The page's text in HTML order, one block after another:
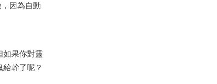
因為自動
如果你對靈
幹了呢？